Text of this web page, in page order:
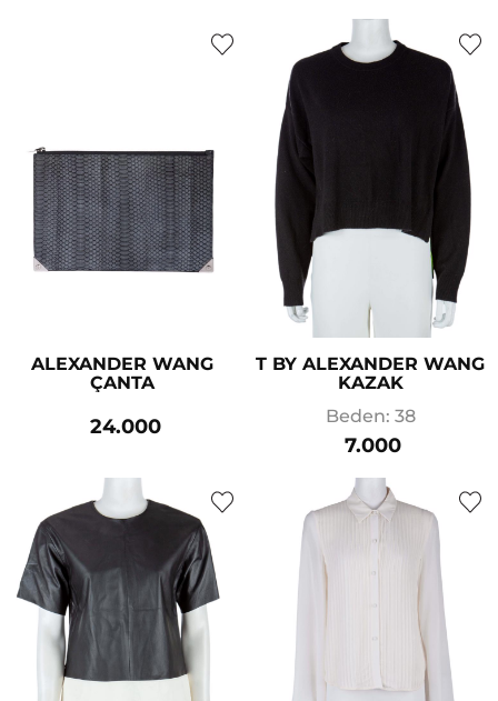
ALEXANDER WANG
ÇANTA
24.000
T BY ALEXANDER WANG
KAZAK
Beden: 38
7.000